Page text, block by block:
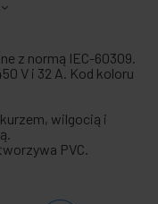
z normą IEC-60309.
V i 32 A. Kod koloru
wilgocią i
PVC.